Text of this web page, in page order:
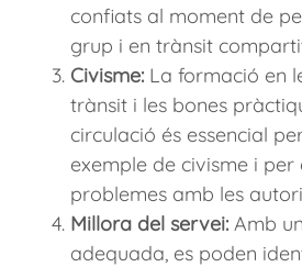
confiats al moment de
grup i en trànsit
Civisme: La formació en
trànsit i les bones
circulació és essencial
exemple de civisme i
problemes amb les
Millora del servei: Amb
adequada, es poden